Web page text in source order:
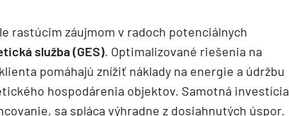
rastúcim záujmom v radoch potenciálnych
služba (GES). Optimalizované riešenia na
pomáhajú znížiť náklady na energie a údržbu
hospodárenia objektov. Samotná investícia
sa spláca výhradne z dosiahnutých úspor.